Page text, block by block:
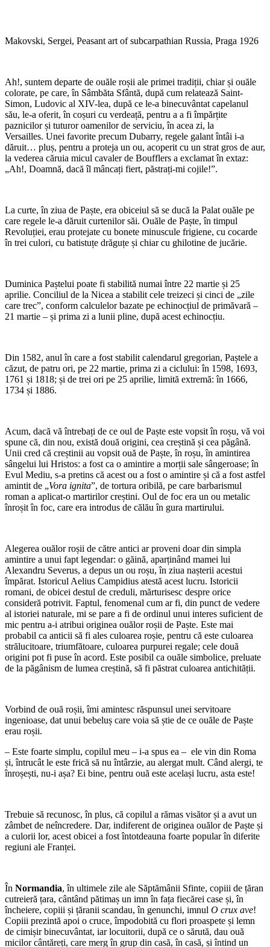
Makovski, Sergei, Peasant art of subcarpathian Russia, Praga 1926
Ah!, suntem departe de ouăle roșii ale primei tradiții, chiar și ouăle
colorate, pe care, în Sâmbăta Sfântă, după cum relatează Saint-
Simon, Ludovic al XIV-lea, după ce le-a binecuvântat capelanul
său, le-a oferit, în coșuri cu verdeață, pentru a a fi împărțite
paznicilor și tuturor oamenilor de serviciu, în acea zi, la
Versailles. Unei favorite precum Dubarry, regele galant întâi i-a
dăruit… pluș, pentru a proteja un ou, acoperit cu un strat gros de aur,
la vederea căruia micul cavaler de Boufflers a exclamat în extaz:
„Ah!, Doamnă, dacă îl mâncați fiert, păstrați-mi cojile!”.
La curte, în ziua de Paște, era obiceiul să se ducă la Palat ouăle pe
care regele le-a dăruit curtenilor săi. Ouăle de Paște, în timpul
Revoluției, erau protejate cu bonete minuscule frigiene, cu cocarde
în trei culori, cu batistuțe drăguțe și chiar cu ghilotine de jucărie.
Duminica Paștelui poate fi stabilită numai între 22 martie și 25
aprilie. Conciliul de la Nicea a stabilit cele treizeci și cinci de „zile
care trec”, conform calculelor bazate pe echinocțiul de primăvară –
21 martie – și prima zi a lunii pline, după acest echinocțiu.
Din 1582, anul în care a fost stabilit calendarul gregorian, Paștele a
căzut, de patru ori, pe 22 martie, prima zi a ciclului: în 1598, 1693,
1761 și 1818; și de trei ori pe 25 aprilie, limită extremă: în 1666,
1734 și 1886.
Acum, dacă vă întrebați de ce oul de Paște este vopsit în roșu, vă voi
spune că, din nou, există două origini, cea creștină și cea păgână.
Unii cred că creștinii au vopsit ouă de Paște, în roșu, în amintirea
sângelui lui Hristos: a fost ca o amintire a morții sale sângeroase; în
Evul Mediu, s-a pretins că acest ou a fost o amintire și că a fost astfel
amintit de „Vora ignita”, de tortura oribilă, pe care barbarismul
roman a aplicat-o martirilor creștini. Oul de foc era un ou metalic
înroșit în foc, care era introdus de călău în gura martirului.
Alegerea ouălor roșii de către antici ar proveni doar din simpla
amintire a unui fapt legendar: o găină, aparținând mamei lui
Alexandru Severus, a depus un ou roșu, în ziua nașterii acestui
împărat. Istoricul Aelius Campidius atestă acest lucru. Istoricii
romani, de obicei destul de creduli, mărturisesc despre orice
consideră potrivit. Faptul, fenomenal cum ar fi, din punct de vedere
al istoriei naturale, mi se pare a fi de ordinul unui interes suficient de
mic pentru a-i atribui originea ouălor roșii de Paște. Este mai
probabil ca anticii să fi ales culoarea roșie, pentru că este culoarea
strălucitoare, triumfătoare, culoarea purpurei regale; cele două
origini pot fi puse în acord. Este posibil ca ouăle simbolice, preluate
de la păgânism de lumea creștină, să fi păstrat culoarea antichității.
Vorbind de ouă roșii, îmi amintesc răspunsul unei servitoare
ingenioase, dat unui bebeluș care voia să știe de ce ouăle de Paște
erau roșii.
– Este foarte simplu, copilul meu – i-a spus ea – ele vin din Roma
și, întrucât le este frică să nu întârzie, au alergat mult. Când alergi, te
înroșești, nu-i așa? Ei bine, pentru ouă este același lucru, asta este!
Trebuie să recunosc, în plus, că copilul a rămas visător și a avut un
zâmbet de neîncredere. Dar, indiferent de originea ouălor de Paște și
a culorii lor, acest obicei a fost întotdeauna foarte popular în diferite
regiuni ale Franței.
În Normandia, în ultimele zile ale Săptămânii Sfinte, copiii de țăran
cutreieră țara, cântând pătimaș un imn în fața fiecărei case și, în
încheiere, copiii și țăranii scandau, în genunchi, imnul O crux ave!
Copiii prezintă apoi o cruce, împodobită cu flori proaspete și lemn
de cimișir binecuvântat, iar locuitorii, după ce o sărută, dau ouă
micilor cântăreți, care merg în grup din casă, în casă, și întind un